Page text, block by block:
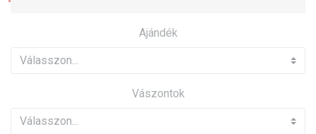
Ajándék
Vászontok